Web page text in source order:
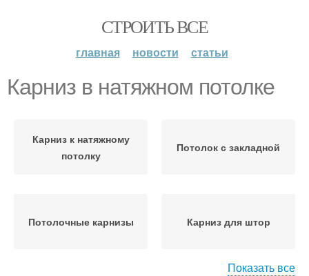
СТРОИТЬ ВСЕ
главная новости статьи
Карниз в натяжном потолке
Карниз к натяжному
потолку
Потолок с закладной
Потолочные карнизы Карниз для штор
Показать все